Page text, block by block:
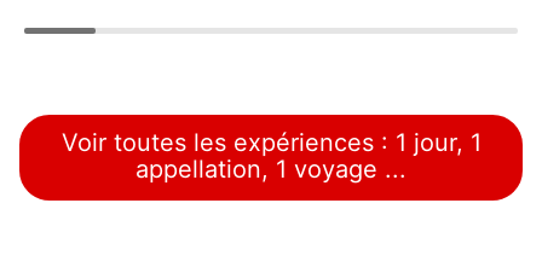
Voir toutes les expériences : 1 jour, 1
appellation, 1 voyage ...